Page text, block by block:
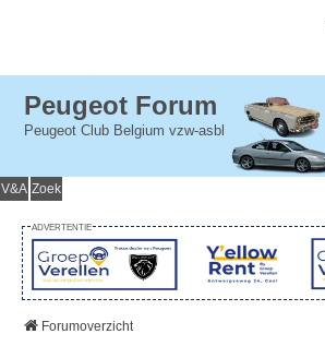
Peugeot Forum
Peugeot Club Belgium vzw-asbl
V&A Zoek
ADVERTENTIE
Forumoverzicht